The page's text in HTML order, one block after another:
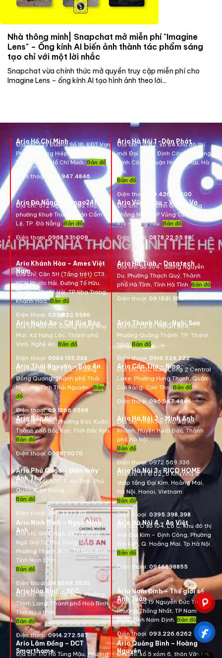
Nhà thông minh| Snapchat mở miễn phí "Imagine
Lens" – Ống kính AI biến ảnh thành tác phẩm sáng
tạo chỉ với một lời nhắc
Snapchat vừa chính thức mở quyền truy cập miễn phí cho
Imagine Lens – ống kính AI tạo hình ảnh theo lời...
Ario Hồ Chí Minh
Địa chỉ:123 Đường Số 18, KĐT Vạn
Phúc, Phường Hiệp Bình Phước,
Thủ Đức, TP Hồ Chí Minh.Bản đồ
Điện thoại:
096.947.4846
Ario Hà Nội 1 -Dân Phát
Địa chỉ:Lô A2, số 84 Khu đô thị
mới Đại Kim – Định Công, Phường
Định Công, Quận Hoàng Mai, Hà
Nội.
Bản đồ
Điện thoại:
09.4260.5000
Ario Đà Nẵng – Tango24h
Địa chỉ: 572 Nguyễn Hữu Thọ,
phường Khuê Trung, quận Cẩm
Lệ, TP. Đà Nẵng.Bản đồ
Điện thoại:0968.531.009
Ario Vũng Tàu – Vikgo.Vn
Địa chỉ:661B Bình Giã, Phường
Thắng Nhất, TP Vũng Tàu, Tỉnh Bà
Rịa – Vũng Tàu. Bản đồ
Điện thoại:0878.22.55.88
Ario Khánh Hòa – Ames Việt
Nam
Địa chỉ: Căn 5H (Tầng trệt) CT3,
VCN Phước Hải, Đường Tố Hữu,
Phường Phước Hải, TP Nha Trang,
Khánh Hòa.Bản đồ
Điện thoại: 037.922.5586
Ario Hà Tĩnh – Datatech
Địa chỉ:Số 304 , đường Nguyễn
Du, Phường Thạch Quý, Thành
phố Hà Tĩnh, Tỉnh Hà Tĩnh. Bản đồ
Điện thoại: 09.1531.3116
Ario Nghệ An – CN Gia Bảo
Địa chỉ:Số 107, Đường Đặng Như
Mai, Xã Hưng Lộc, Thành phố
Vinh, Nghệ An. Bản đồ
Điện thoại: 0984.155.088
Ario Thanh Hóa -Nghi Sơn
Địa chỉ: Lô 81, MBQH 584,
Phường Quảng Thành, TP. Thanh
Hóa.Bản đồ
Điện thoại: 0914.524.222
Ario Thái Nguyên – Bảo An
Địa chỉ: Số 7-9, Tổ 2, Phường
Đồng Quang, Thành phố Thái
Nguyên, Tỉnh Thái Nguyên.Bản
đồ
Điện thoại:09.1266.0566
Ario Cần Thơ – Nino
Địa chỉ:KDC Nam Long 2 Central
Lake, Phường Hưng Thạnh, Quận
Cái Răng, Can Tho. Bản đồ
Điện thoại:096.947.4846
Ario Bắc Kạn
Địa chỉ:Tổ 9B, Phường Đức Xuân,
Thành phố Bắc Kạn, Tỉnh Bắc Kạn.
Bản đồ
Điện thoại: 0988711070
Ario Hà Nội 2 – Minh Anh
Địa chỉ:Thôn An Thọ, Xã An
Khánh, Huyện Hoài Đức, Thành
phố Hà Nội.
Bản đồ
Điện thoại:0972.569.336
Ario Phú Quốc – Điện máy
Anh Thư
Địa chỉ:Tổ1, KP7, P. An Thới, Phú
Quốc, Kiên Giang.
Bản đồ
Điện thoại: 085.3377.112
Ario Hà Nội 3- RICO HOME
Địa chỉ: TT 6 D2_6 Khu nhà ở
thấp tầng Đại Kim, Hoàng Mai,
Hà Nội, Hanoi, Vietnam
Bản đồ
Điện thoại: 0395.398.398
Ario Ninh Bình – Ngọc Minh
Anh
Địa chỉ: SN 7, Ngõ 232, Đường
Ngô Gia Tự, Phố Trung Sơn,
Phường Thanh Bình, TP Ninh Bình,
Tỉnh Ninh Bình.
Bản đồ
Điện thoại:09.8669.3535
Ario Hà Nội 4 – An Việt
Địa chỉ:Ô số 104, Lô C, Khu đô thị
mới Đại Kim – Định Công, Phường
Đại Kim, Q. Hoàng Mai, Tp.Hà Nội.
Bản đồ
Điện thoại: 0946598855
Ario Hòa Bình – SEC
Địa chỉ:Số nhà 119, tổ 3, Phường
Thịnh Lang, Thành phố Hoà Bình,
Tỉnh Hòa Bình.
Bản đồ
Điện thoại:0914.272.587
Ario Nam Định – Thế giới số
Anh Tuấn
Địa chỉ:Số 19 Nguyễn Đức Thuận ,
Phường Thống Nhất, TP Nam
Định, Tỉnh Nam Định. Bản đồ
Điện thoại: 093.226.6262
Ario Lâm Đồng – DCT
Smarthome
Địa chỉ: 170 Hồ Tùng Mậu, Phường
Ario Quảng Bình – Hoàng
Nguyên
Địa chỉ: số 5 xóm 6, thôn Văn La,